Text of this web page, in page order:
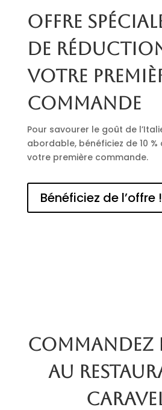
Offre spéciale
de
votre
commande
Pour savourer le goût de
abordable, bénéficiez de 10
votre première commande.
Bénéficiez de l’offre !
au